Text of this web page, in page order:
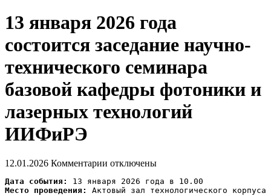
13 января 2026 года
состоится заседание научно-
технического семинара
базовой кафедры фотоники и
лазерных технологий
ИИФиРЭ
12.01.2026 Комментарии отключены
Дата события:
Место проведения: